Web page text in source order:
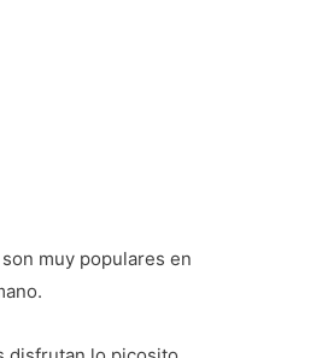
muy populares en